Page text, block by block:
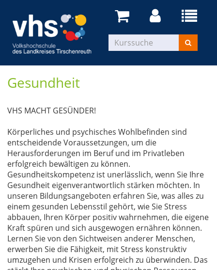
Gesundheit
VHS MACHT GESÜNDER!
Körperliches und psychisches Wohlbefinden sind
entscheidende Voraussetzungen, um die
Herausforderungen im Beruf und im Privatleben
erfolgreich bewältigen zu können.
Gesundheitskompetenz ist unerlässlich, wenn Sie Ihre
Gesundheit eigenverantwortlich stärken möchten. In
unseren Bildungsangeboten erfahren Sie, was alles zu
einem gesunden Lebensstil gehört, wie Sie Stress
abbauen, Ihren Körper positiv wahrnehmen, die eigene
Kraft spüren und sich ausgewogen ernähren können.
Lernen Sie von den Sichtweisen anderer Menschen,
erwerben Sie die Fähigkeit, mit Stress konstruktiv
umzugehen und Krisen erfolgreich zu überwinden. Das